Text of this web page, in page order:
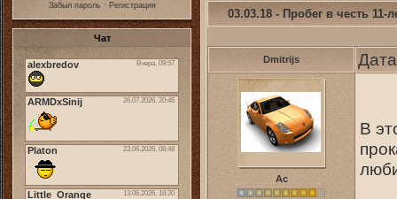
Забыл пароль· Регистрация
Чат
03.03.18 - Пробег в честь
Dmitrijs
Ас
В